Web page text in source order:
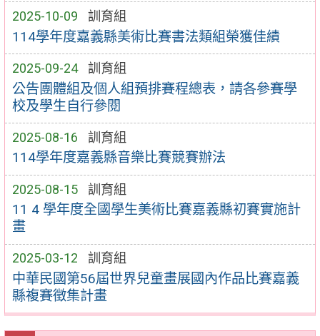
2025-10-09 訓育組
114學年度嘉義縣美術比賽書法類組榮獲佳績
2025-09-24 訓育組
公告團體組及個人組預排賽程總表，請各參賽學
校及學生自行參閱
2025-08-16 訓育組
114學年度嘉義縣音樂比賽競賽辦法
2025-08-15 訓育組
11 4 學年度全國學生美術比賽嘉義縣初賽實施計
畫
2025-03-12 訓育組
中華民國第56屆世界兒童畫展國內作品比賽嘉義
縣複賽徵集計畫